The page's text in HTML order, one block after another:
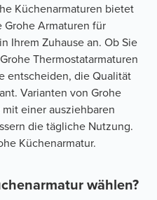
Küchenarmaturen bietet
Grohe Armaturen für
Ihrem Zuhause an. Ob Sie
Thermostatarmaturen
entscheiden, die Qualität
Varianten von Grohe
einer ausziehbaren
die tägliche Nutzung.
Küchenarmatur.
wählen?